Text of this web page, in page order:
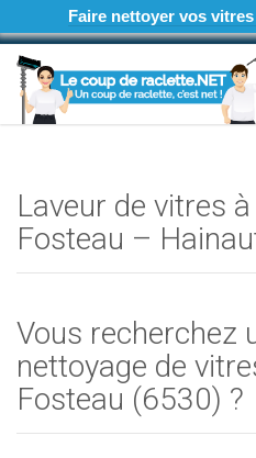
Faire nettoyer vos
Laveur de vitres
Fosteau –
Vous recherchez
nettoyage de
Fosteau (6530) ?